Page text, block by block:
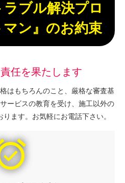
ブル解決プロ
ン』のお約束
任を果たします
はもちろんのこと、厳格な審査基
ービスの教育を受け、施工以外の
ます。お気軽にお電話下さい。